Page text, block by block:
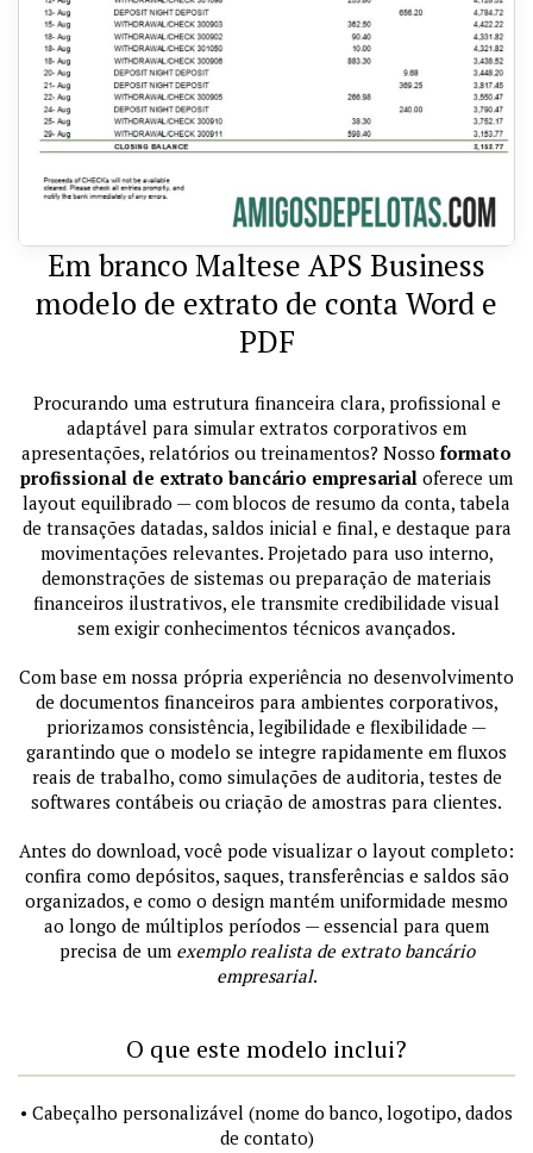
Em branco Maltese APS Business
modelo de extrato de conta Word e
PDF
Procurando uma estrutura financeira clara, profissional e
adaptável para simular extratos corporativos em
apresentações, relatórios ou treinamentos? Nosso formato
profissional de extrato bancário empresarial oferece um
layout equilibrado — com blocos de resumo da conta, tabela
de transações datadas, saldos inicial e final, e destaque para
movimentações relevantes. Projetado para uso interno,
demonstrações de sistemas ou preparação de materiais
financeiros ilustrativos, ele transmite credibilidade visual
sem exigir conhecimentos técnicos avançados.
Com base em nossa própria experiência no desenvolvimento
de documentos financeiros para ambientes corporativos,
priorizamos consistência, legibilidade e flexibilidade —
garantindo que o modelo se integre rapidamente em fluxos
reais de trabalho, como simulações de auditoria, testes de
softwares contábeis ou criação de amostras para clientes.
Antes do download, você pode visualizar o layout completo:
confira como depósitos, saques, transferências e saldos são
organizados, e como o design mantém uniformidade mesmo
ao longo de múltiplos períodos — essencial para quem
precisa de um exemplo realista de extrato bancário
empresarial.
O que este modelo inclui?
• Cabeçalho personalizável (nome do banco, logotipo, dados
de contato)